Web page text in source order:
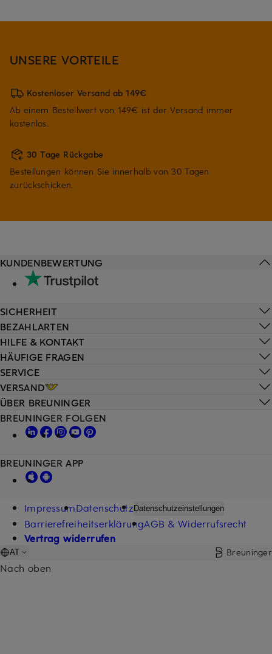
UNSERE VORTEILE
Kostenloser Versand ab 149€
Ab einem Bestellwert von 149€ ist der Versand immer
kostenlos.
30 Tage Rückgabe
Bestellungen können Sie innerhalb von 30 Tagen
zurückschicken.
HILFE & KONTAKT
HÄUFIGE FRAGEN
SERVICE
VERSAND
KUNDENBEWERTUNG
SICHERHEIT
BEZAHLARTEN
ÜBER BREUNINGER
BREUNINGER FOLGEN
BREUNINGER APP
ImpressumDatenschutz Datenschutzeinstellungen
BarrierefreiheitserklärungAGB & Widerrufsrecht
Vertrag widerrufen
AT Breuninger
Nach oben